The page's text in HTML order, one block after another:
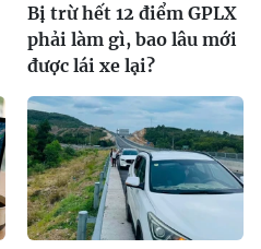
Bị trừ hết 12 điểm GPLX
phải làm gì, bao lâu mới
được lái xe lại?